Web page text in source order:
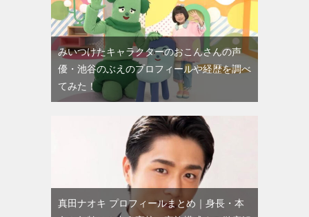
みいつけたキャラクターのおこんさんの声
優・池谷のぶえのプロフィールや経歴を調べ
てみた！
真田ナオキ プロフィールまとめ｜身長・本